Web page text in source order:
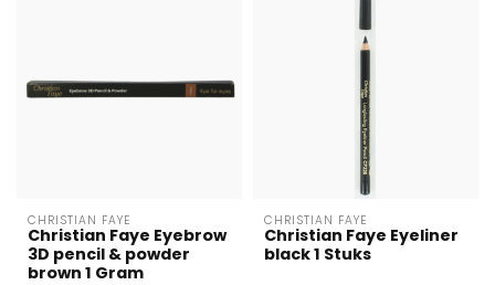
CHRISTIAN FAYE
Christian Faye Eyebrow
3D pencil & powder
brown 1 Gram
CHRISTIAN FAYE
Christian Faye Eyeliner
black 1 Stuks